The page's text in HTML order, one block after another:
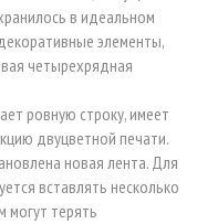
в идеальном
элементы,
четырехрядная
ровную строку, имеет
двуцветной печати.
новая лента. Для
вставлять несколько
могут терять